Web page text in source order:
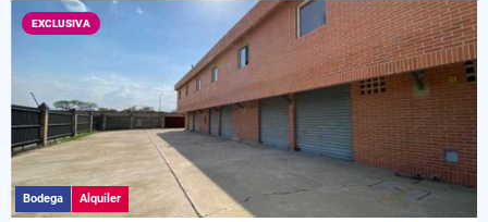
EXCLUSIVA
Bodega Alquiler